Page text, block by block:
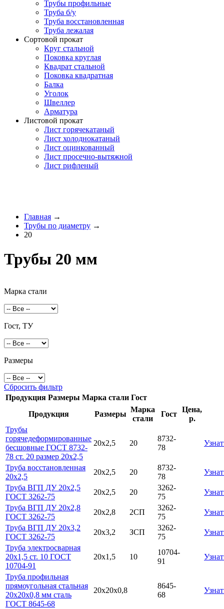
Трубы профильные
Труба б/у
Труба восстановленная
Труба лежалая
Сортовой прокат
Круг стальной
Поковка круглая
Квадрат стальной
Поковка квадратная
Балка
Уголок
Швеллер
Арматура
Листовой прокат
Лист горячекатаный
Лист холоднокатаный
Лист оцинкованный
Лист просечно-вытяжной
Лист рифленый
Главная →
Трубы по диаметру →
20
Трубы 20 мм
Марка стали
Гост, ТУ
Размеры
Сбросить фильтр
Продукция Размеры Марка стали Гост
Продукция
Размеры
Марка
стали
Гост
Цена,
р.
Трубы
горячедеформированные
бесшовные ГОСТ 8732-
78 ст. 20 размер 20х2,5
20х2,5 20
8732-
78
Труба восстановленная
20х2,5
20х2,5 20
8732-
78
Труба ВГП ДУ 20х2,5
ГОСТ 3262-75
20х2,5 20
3262-
75
Труба ВГП ДУ 20х2,8
ГОСТ 3262-75
20х2,8 2СП
3262-
75
Труба ВГП ДУ 20х3,2
ГОСТ 3262-75
20х3,2 ЗСП
3262-
75
Труба электросварная
20х1,5 ст. 10 ГОСТ
10704-91
20х1,5 10
10704-
91
Труба профильная
прямоугольная стальная
20х20х0,8 мм сталь
ГОСТ 8645-68
20х20х0,8
8645-
68